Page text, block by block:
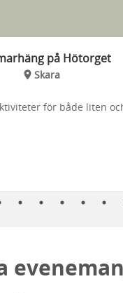
på Hötorget
Skara
för både liten